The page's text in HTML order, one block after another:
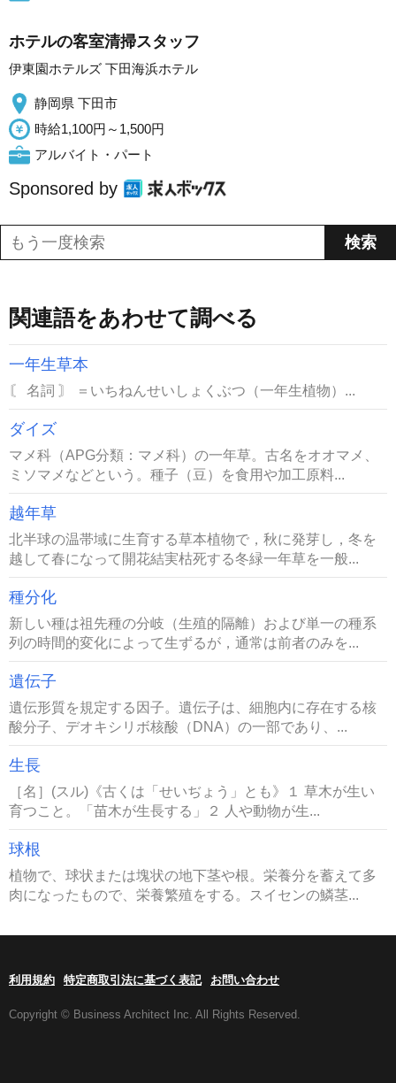
ホテルの客室清掃スタッフ
伊東園ホテルズ 下田海浜ホテル
静岡県 下田市
時給1,100円～1,500円
アルバイト・パート
Sponsored by
関連語をあわせて調べる
一年生草本
〘 名詞 〙 ＝いちねんせいしょくぶつ（一年生植物）...
ダイズ
マメ科（APG分類：マメ科）の一年草。古名をオオマメ、
ミソマメなどという。種子（豆）を食用や加工原料...
越年草
北半球の温帯域に生育する草本植物で，秋に発芽し，冬を
越して春になって開花結実枯死する冬緑一年草を一般...
種分化
新しい種は祖先種の分岐（生殖的隔離）および単一の種系
列の時間的変化によって生ずるが，通常は前者のみを...
遺伝子
遺伝形質を規定する因子。遺伝子は、細胞内に存在する核
酸分子、デオキシリボ核酸（DNA）の一部であり、...
生長
［名］(スル)《古くは「せいぢょう」とも》１ 草木が生い
育つこと。「苗木が生長する」２ 人や動物が生...
球根
植物で、球状または塊状の地下茎や根。栄養分を蓄えて多
肉になったもので、栄養繁殖をする。スイセンの鱗茎...
利用規約 特定商取引法に基づく表記 お問い合わせ
Copyright © Business Architect Inc. All Rights Reserved.